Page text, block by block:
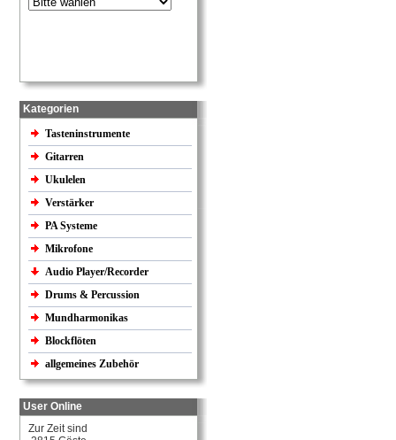
Kategorien
Tasteninstrumente
Gitarren
Ukulelen
Verstärker
PA Systeme
Mikrofone
Audio Player/Recorder
Drums & Percussion
Mundharmonikas
Blockflöten
allgemeines Zubehör
User Online
Zur Zeit sind